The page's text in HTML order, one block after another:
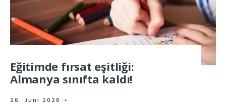
Eğitimde fırsat eşitliği:
Almanya sınıfta kaldı!
26. Juni 2026 •